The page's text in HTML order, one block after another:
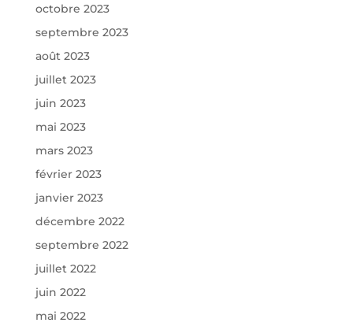
octobre 2023
septembre 2023
août 2023
juillet 2023
juin 2023
mai 2023
mars 2023
février 2023
janvier 2023
décembre 2022
septembre 2022
juillet 2022
juin 2022
mai 2022